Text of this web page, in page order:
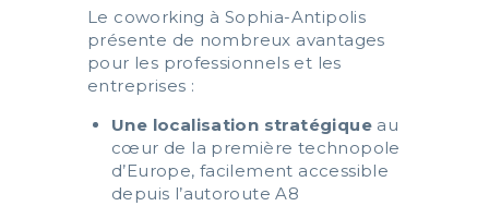
Le coworking à Sophia-Antipolis
présente de nombreux avantages
pour les professionnels et les
entreprises :
Une localisation stratégiqueau
cœur de la première technopole
d’Europe, facilement accessible
depuis l’autoroute A8